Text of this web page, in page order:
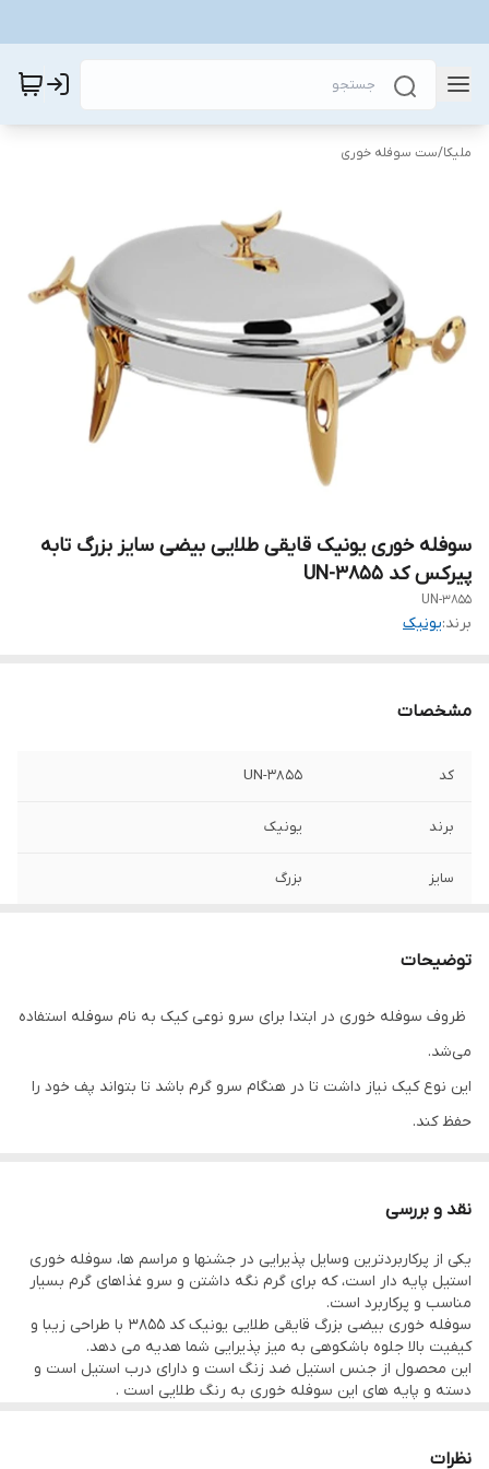
ملیکا/ست سوفله خوری
سوفله خوری یونیک قایقی طلایی بیضی سایز بزرگ تابه
پیرکس کد UN-3855
UN-3855
برند:یونیک
مشخصات
کد UN-3855
برند یونیک
سایز بزرگ
جنس تابه پیرکس فرانسه
توضیحات
ظروف سوفله خوری در ابتدا برای سرو نوعی کیک به نام سوفله استفاده
می‌شد.
این نوع کیک نیاز داشت تا در هنگام سرو گرم باشد تا بتواند پف خود را
حفظ کند.
جوجه، مرغ و ماهی هستند.
به خصوص در مهمانی‌هایی که نیاز دارید مدتی قبل از حضور مهمانان
در سر میز ظرف ها و غذا ها به طور کامل چیده شوند؛
این وقفه میتواند باعث سرد شدن و به اصطلاح از دهن افتادن غذای شما
نقد و بررسی
یکی از پرکاربردترین وسایل پذیرایی در جشنها و مراسم ها، سوفله خوری
استیل پایه دار است، که برای گرم نگه داشتن و سرو غذاهای گرم بسیار
مناسب و پرکاربرد است.
سوفله خوری بیضی بزرگ قایقی طلایی یونیک کد 3855 با طراحی زیبا و
کیفیت بالا جلوه باشکوهی به میز پذیرایی شما هدیه می دهد.
این محصول از جنس استیل ضد زنگ است و دارای درب استیل است و
دسته و پایه های این سوفله خوری به رنگ طلایی است .
نظرات